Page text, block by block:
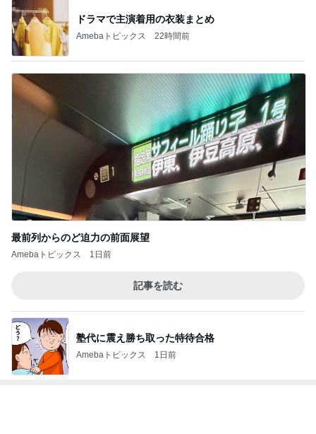
ドラマで主演着用の衣装まとめ
Amebaトピックス 22時間前
最前列からのど迫力の前面展望
Amebaトピックス 1日前
記事を読む
塾代に震え勝ち取った特待合格
Amebaトピックス 1日前